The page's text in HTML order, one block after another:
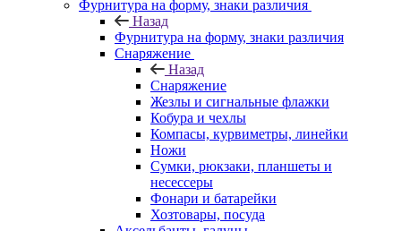
Фурнитура на форму, знаки различия
Назад
Фурнитура на форму, знаки различия
Снаряжение
Назад
Снаряжение
Жезлы и сигнальные флажки
Кобура и чехлы
Компасы, курвиметры, линейки
Ножи
Сумки, рюкзаки, планшеты и
несессеры
Фонари и батарейки
Хозтовары, посуда